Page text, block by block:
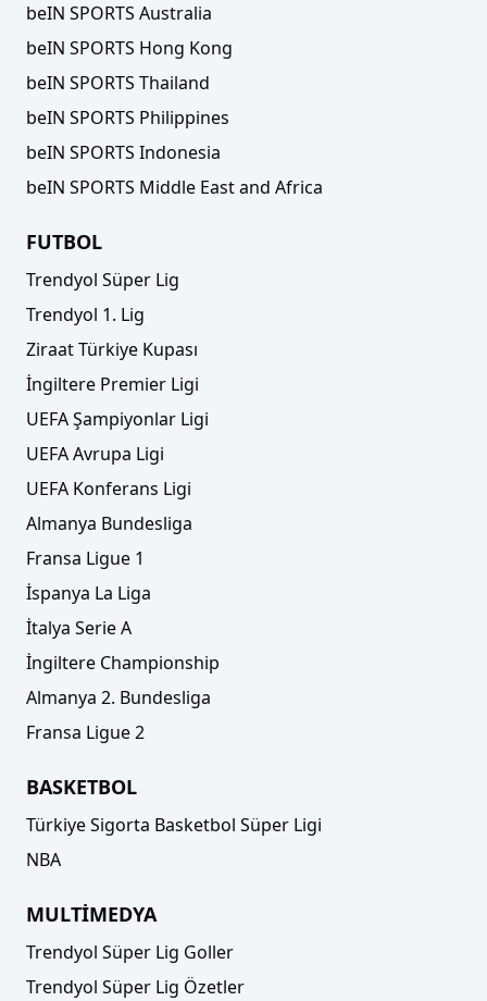
beIN SPORTS Australia
beIN SPORTS Hong Kong
beIN SPORTS Thailand
beIN SPORTS Philippines
beIN SPORTS Indonesia
beIN SPORTS Middle East and Africa
FUTBOL
Trendyol Süper Lig
Trendyol 1. Lig
Ziraat Türkiye Kupası
İngiltere Premier Ligi
UEFA Şampiyonlar Ligi
UEFA Avrupa Ligi
UEFA Konferans Ligi
Almanya Bundesliga
Fransa Ligue 1
İspanya La Liga
İtalya Serie A
İngiltere Championship
Almanya 2. Bundesliga
Fransa Ligue 2
BASKETBOL
Türkiye Sigorta Basketbol Süper Ligi
NBA
MULTİMEDYA
Trendyol Süper Lig Goller
Trendyol Süper Lig Özetler